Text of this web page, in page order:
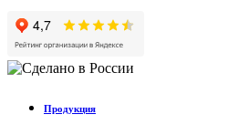
Продукция